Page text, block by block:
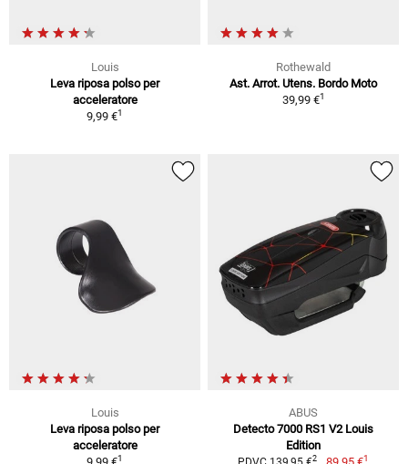
Louis
Leva riposa polso per
acceleratore
9,99 €1
Rothewald
Ast. Arrot. Utens. Bordo Moto
39,99 €1
Louis
Leva riposa polso per
acceleratore
1
ABUS
Detecto 7000 RS1 V2 Louis
Edition
2 1